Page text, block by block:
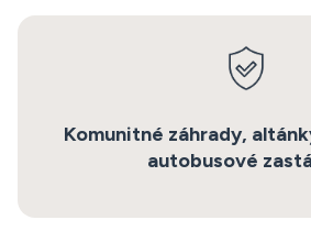
Komunitné záhrady,
autobusové